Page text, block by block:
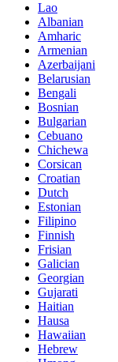
Lao
Albanian
Amharic
Armenian
Azerbaijani
Belarusian
Bengali
Bosnian
Bulgarian
Cebuano
Chichewa
Corsican
Croatian
Dutch
Estonian
Filipino
Finnish
Frisian
Galician
Georgian
Gujarati
Haitian
Hausa
Hawaiian
Hebrew